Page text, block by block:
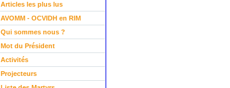
Articles les plus lus
AVOMM - OCVIDH en RIM
Qui sommes nous ?
Mot du Président
Activités
Projecteurs